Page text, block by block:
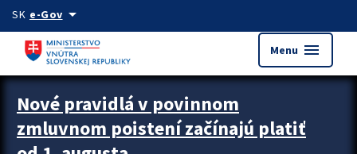
Preskocit na hlavný obsah
SK e-Govarrow_drop_down
Menu menu
Zastavit automatický posun upútavok
Nové pravidlá v povinnom
zmluvnom poistení začínajú platiť